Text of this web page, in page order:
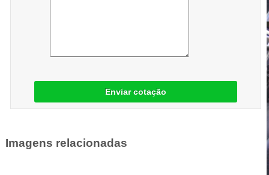
Enviar cotação
Imagens relacionadas